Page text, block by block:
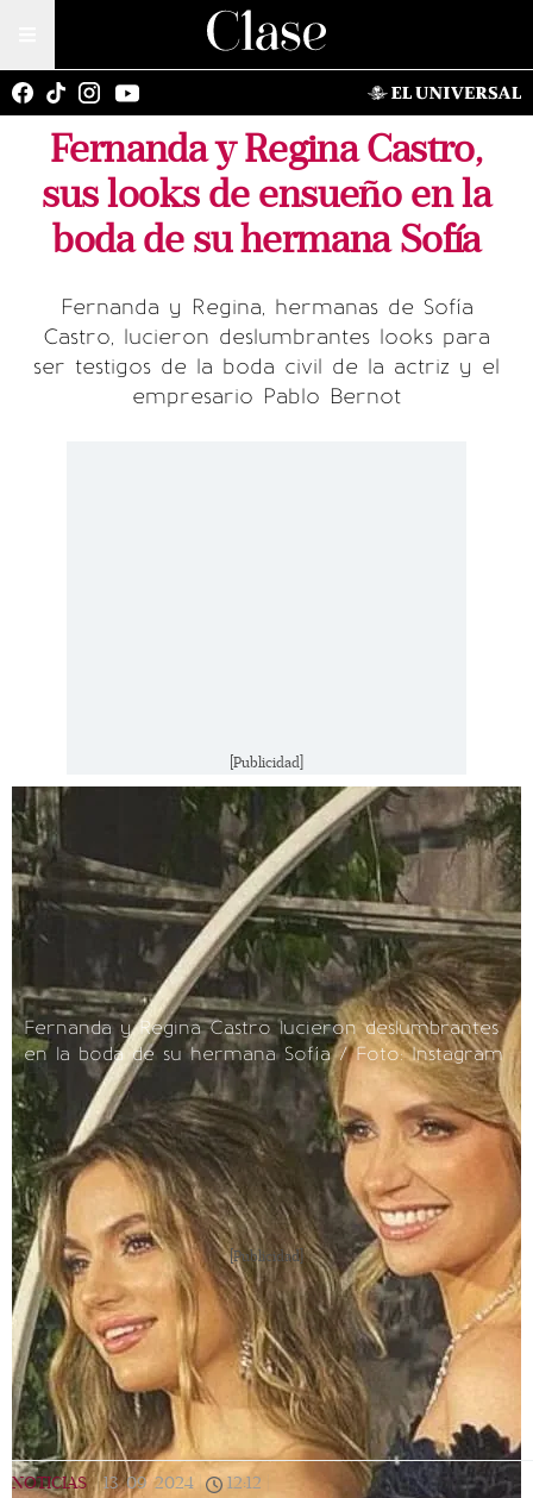
Fernanda y Regina Castro,
sus looks de ensueño en la
boda de su hermana Sofía
Fernanda y Regina, hermanas de Sofía
Castro, lucieron deslumbrantes looks para
ser testigos de la boda civil de la actriz y el
empresario Pablo Bernot
[Publicidad]
Fernanda y Regina Castro lucieron deslumbrantes
en la boda de su hermana Sofía / Foto: Instagram
[Publicidad]
NOTICIAS | 13/09/2024 12:12